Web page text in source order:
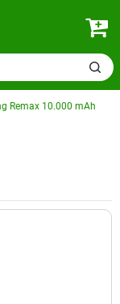
Remax 10.000 mAh